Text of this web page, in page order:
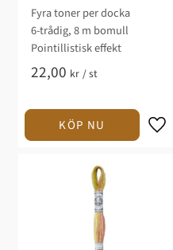
Fyra toner per docka
6-trådig, 8 m bomull
Pointillistisk effekt
22,00 kr /st